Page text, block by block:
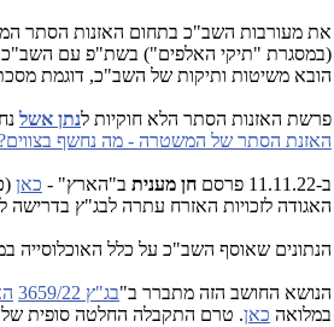
את מעורבות השב"כ בתחום האזנות הסתר
(במסגרת "תיקי האלפים") בשת"פ עם השב"כ
הובא משיטות ותיקות של השב"כ, דוגמת מסכת
פרשת האזנות הסתר הלא חוקיות לנתן אשל
האזנת הסתר של המשטרה - מה נחשף
ב-11.11.22 פרסם חן מענית ב"הארץ" - כאן
האגודה לזכויות האזרח עתרה לבג"ץ
הנתונים שאוסף השב"כ על כלל האוכלוסייה
הנושא החושב הזה מתברר ב"בג"ץ 3659/22
במלואה כאן. טרם התקבלה החלטה סופית של